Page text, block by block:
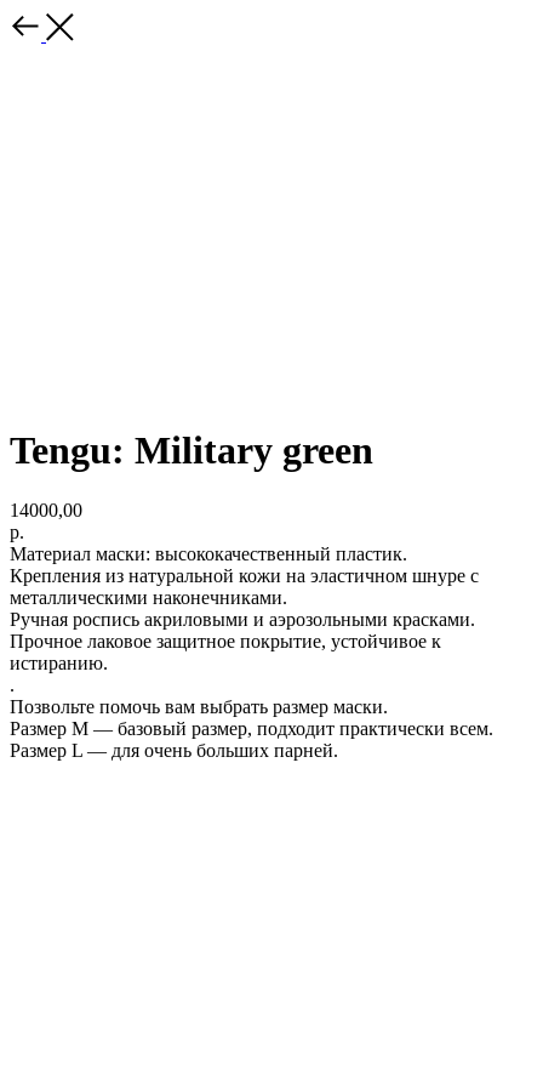
Tengu: Military green
14000,00
р.
Материал маски: высококачественный пластик.
Крепления из натуральной кожи на эластичном шнуре с
металлическими наконечниками.
Ручная роспись акриловыми и аэрозольными красками.
Прочное лаковое защитное покрытие, устойчивое к
истиранию.
.
Позвольте помочь вам выбрать размер маски.
Размер М — базовый размер, подходит практически всем.
Размер L — для очень больших парней.